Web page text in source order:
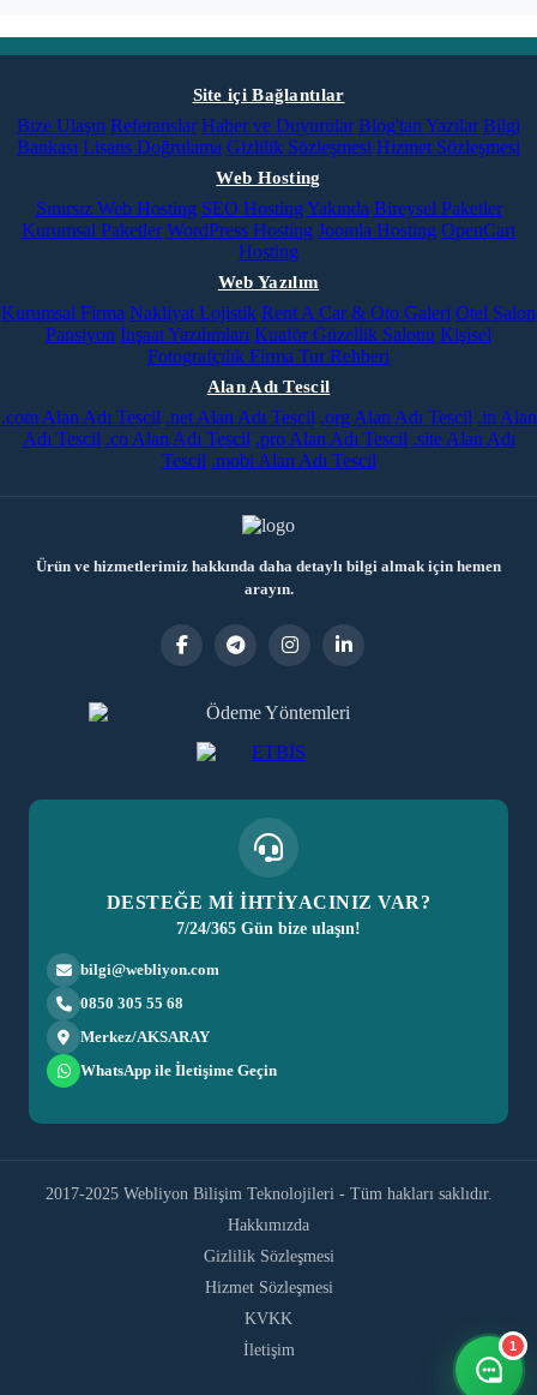
Site içi Bağlantılar
Bize Ulaşın Referanslar Haber ve Duyurular Blog'tan Yazılar Bilgi
Bankası Lisans Doğrulama Gizlilik Sözleşmesi Hizmet Sözleşmesi
Web Hosting
Sınırsız Web Hosting SEO Hosting Yakında Bireysel Paketler
Kurumsal Paketler WordPress Hosting Joomla Hosting OpenCart
Hosting
Web Yazılım
Kurumsal Firma Nakliyat Lojistik Rent A Car & Oto Galeri Otel Salon
Pansiyon İnşaat Yazılımları Kuaför Güzellik Salonu Kişisel
Fotografçılık Firma Tur Rehberi
Alan Adı Tescil
.com Alan Adı Tescil .net Alan Adı Tescil .org Alan Adı Tescil .in Alan
Adı Tescil .co Alan Adı Tescil .pro Alan Adı Tescil .site Alan Adı
Tescil .mobi Alan Adı Tescil
Ürün ve hizmetlerimiz hakkında daha detaylı bilgi almak için hemen
arayın.
DESTEĞE Mİ İHTİYACINIZ VAR?
7/24/365 Gün bize ulaşın!
bilgi@webliyon.com
0850 305 55 68
Merkez/AKSARAY
WhatsApp ile İletişime Geçin
2017-2025 Webliyon Bilişim Teknolojileri - Tüm hakları saklıdır.
Hakkımızda
Gizlilik Sözleşmesi
Hizmet Sözleşmesi
KVKK
İletişim
1